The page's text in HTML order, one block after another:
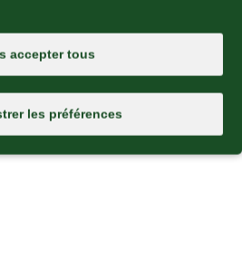
accepter tous
les préférences